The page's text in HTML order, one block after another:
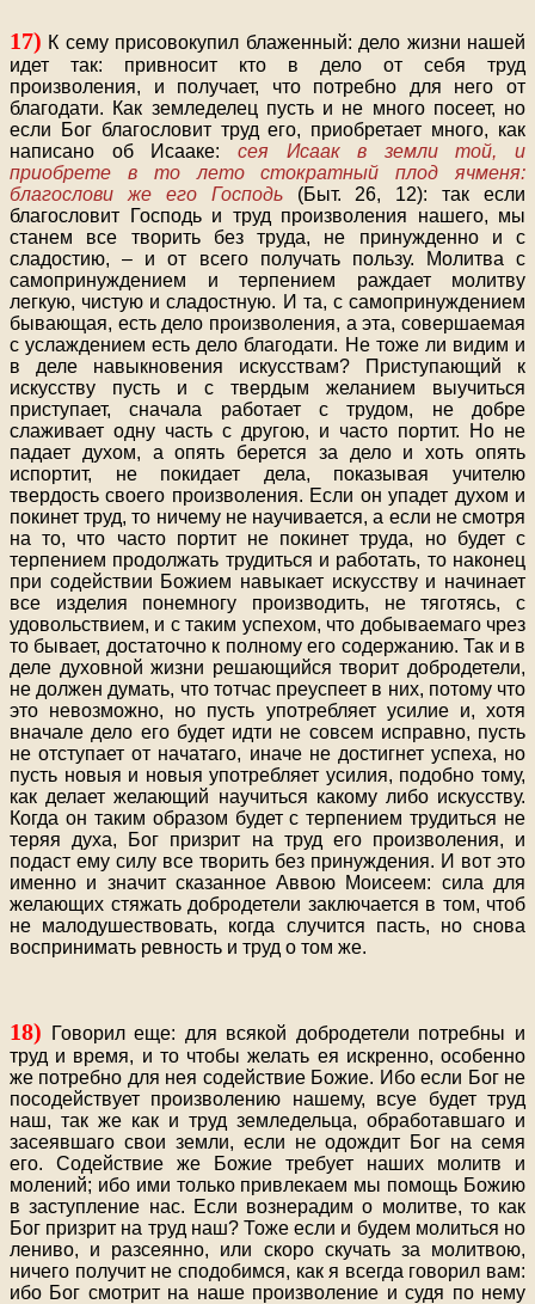
17) К сему присовокупил блаженный: дело жизни нашей
идет так: привносит кто в дело от себя труд
произволения, и получает, что потребно для него от
благодати. Как земледелец пусть и не много посеет, но
если Бог благословит труд его, приобретает много, как
написано об Исааке: сея Исаак в земли той, и
приобрете в то лето стократный плод ячменя:
благослови же его Господь(Быт. 26, 12): так если
благословит Господь и труд произволения нашего, мы
станем все творить без труда, не принужденно и с
сладостию, – и от всего получать пользу. Молитва с
самопринуждением и терпением раждает молитву
легкую, чистую и сладостную. И та, с самопринуждением
бывающая, есть дело произволения, а эта, совершаемая
с услаждением есть дело благодати. Не тоже ли видим и
в деле навыкновения искусствам? Приступающий к
искусству пусть и с твердым желанием выучиться
приступает, сначала работает с трудом, не добре
слаживает одну часть с другою, и часто портит. Но не
падает духом, а опять берется за дело и хоть опять
испортит, не покидает дела, показывая учителю
твердость своего произволения. Если он упадет духом и
покинет труд, то ничему не научивается, а если не смотря
на то, что часто портит не покинет труда, но будет с
терпением продолжать трудиться и работать, то наконец
при содействии Божием навыкает искусству и начинает
все изделия понемногу производить, не тяготясь, с
удовольствием, и с таким успехом, что добываемаго чрез
то бывает, достаточно к полному его содержанию. Так и в
деле духовной жизни решающийся творит добродетели,
не должен думать, что тотчас преуспеет в них, потому что
это невозможно, но пусть употребляет усилие и, хотя
вначале дело его будет идти не совсем исправно, пусть
не отступает от начатаго, иначе не достигнет успеха, но
пусть новыя и новыя употребляет усилия, подобно тому,
как делает желающий научиться какому либо искусству.
Когда он таким образом будет с терпением трудиться не
теряя духа, Бог призрит на труд его произволения, и
подаст ему силу все творить без принуждения. И вот это
именно и значит сказанное Аввою Моисеем: сила для
желающих стяжать добродетели заключается в том, чтоб
не малодушествовать, когда случится пасть, но снова
воспринимать ревность и труд о том же.
18) Говорил еще: для всякой добродетели потребны и
труд и время, и то чтобы желать ея искренно, особенно
же потребно для нея содействие Божие. Ибо если Бог не
посодействует произволению нашему, всуе будет труд
наш, так же как и труд земледельца, обработавшаго и
засеявшаго свои земли, если не одождит Бог на семя
его. Содействие же Божие требует наших молитв и
молений; ибо ими только привлекаем мы помощь Божию
в заступление нас. Если вознерадим о молитве, то как
Бог призрит на труд наш? Тоже если и будем молиться но
лениво, и разсеянно, или скоро скучать за молитвою,
ничего получит не сподобимся, как я всегда говорил вам:
ибо Бог смотрит на наше произволение и судя по нему